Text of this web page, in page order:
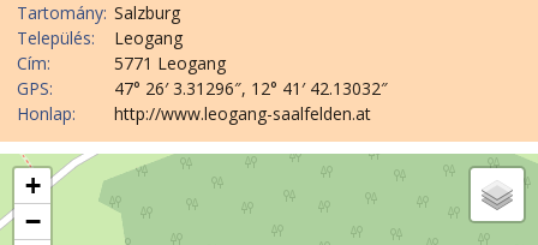
Tartomány: Salzburg
Település:
Leogang
Cím:
5771 Leogang
GPS:
47° 26′ 3.31296″, 12° 41′ 42.13032″
Honlap:
http://www.leogang-saalfelden.at
+
−